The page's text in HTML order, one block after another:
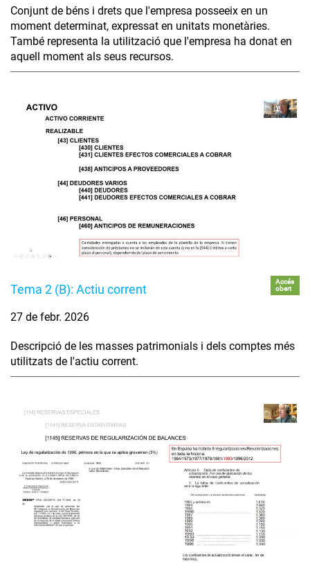
Conjunt de béns i drets que l'empresa posseeix en un
moment determinat, expressat en unitats monetàries.
També representa la utilització que l'empresa ha donat en
aquell moment als seus recursos.
Tema 2 (B): Actiu corrent
Accés
obert
27 de febr. 2026
Descripció de les masses patrimonials i dels comptes més
utilitzats de l'actiu corrent.